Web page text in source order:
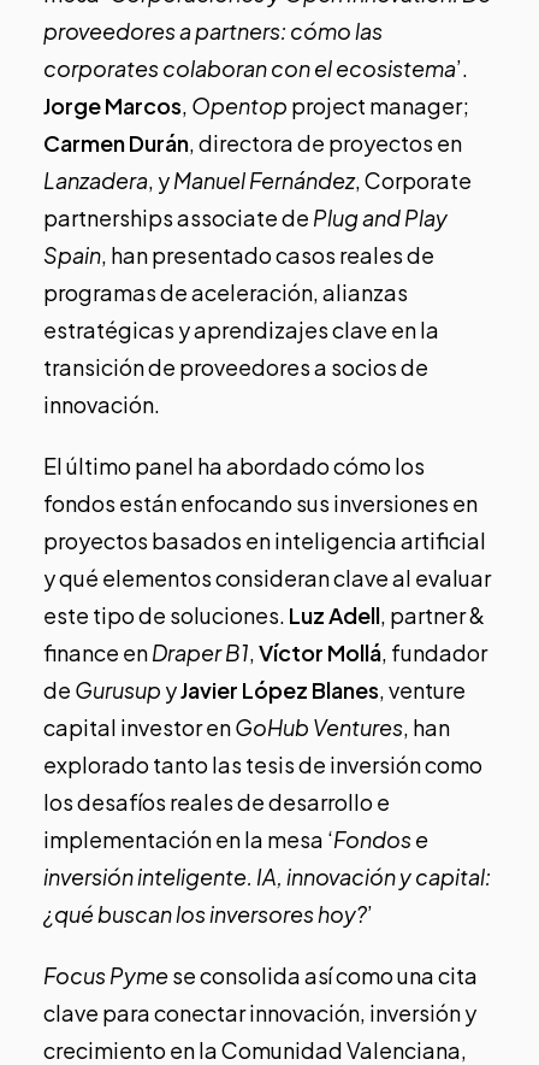
proveedores a partners: cómo las
corporates colaboran con el ecosistema’.
Jorge Marcos, Opentop project manager;
Carmen Durán, directora de proyectos en
Lanzadera, yManuel Fernández, Corporate
partnerships associate de Plug and Play
Spain, han presentado casos reales de
programas de aceleración, alianzas
estratégicas y aprendizajes clave en la
transición de proveedores a socios de
innovación.
El último panel ha abordado cómo los
fondos están enfocando sus inversiones en
proyectos basados en inteligencia artificial
y qué elementos consideran clave al evaluar
este tipo de soluciones. Luz Adell, partner &
finance enDraper B1,Víctor Mollá, fundador
de Gurusup yJavier López Blanes, venture
capital investor enGoHub Ventures, han
explorado tanto las tesis de inversión como
los desafíos reales de desarrollo e
implementación en la mesa ‘Fondos e
inversión inteligente. IA, innovación y capital:
¿qué buscan los inversores hoy?’
Focus Pymese consolida así como una cita
clave para conectar innovación, inversión y
crecimiento en la Comunidad Valenciana,